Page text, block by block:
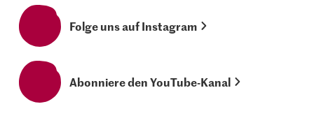
Folge uns auf Instagram
Abonniere den YouTube-Kanal